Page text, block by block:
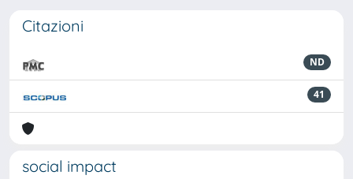
Citazioni
ND
41
social impact